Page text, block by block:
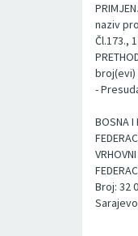
naziv
Čl.173.,
broj(evi)
-
BOSNA I
Broj: 32